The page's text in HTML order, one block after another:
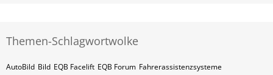
Themen-Schlagwortwolke
AutoBild Bild EQB Facelift EQB Forum Fahrerassistenzsysteme